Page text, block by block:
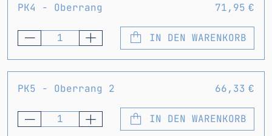
PK4 - Oberrang 71,95 €
IN DEN WARENKORB
PK5 - Oberrang 2 66,33 €
IN DEN WARENKORB